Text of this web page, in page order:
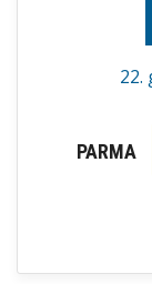
22.
PARMA